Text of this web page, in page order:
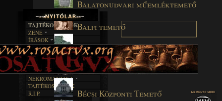
Balatonudvari műemléktemető
Balfi temető
Banchory Cemetery
Bécsi Császári kripta
Bécsi Központi Temető
TAJTÉKOS LAPOK
ZENE
EGYÜTTESEK
INTERJÚK
FORDÍTÁSOK
DALSZÖVEGEK
ÍRÁSOK
IRODALOM
FILM
MŰVÉSZET
ÍRÁSTÖRTÉNET
BOSZORKÁNYKONYHA
FEKETE HUMOR
KÉPES
SZÖVEGES
RENDEZVÉNYEK
NEKROMANTIKA
AKTUÁLIS
A MÚLT
TAJTÉKOS NAPOK
R.I.P.